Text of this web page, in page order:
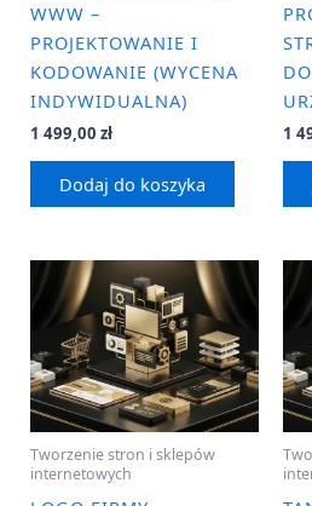
WWW –
PROJEKTOWANIE I
KODOWANIE (WYCENA
INDYWIDUALNA)
1 499,00 zł
Dodaj do koszyka
1
Tworzenie stron i sklepów
internetowych